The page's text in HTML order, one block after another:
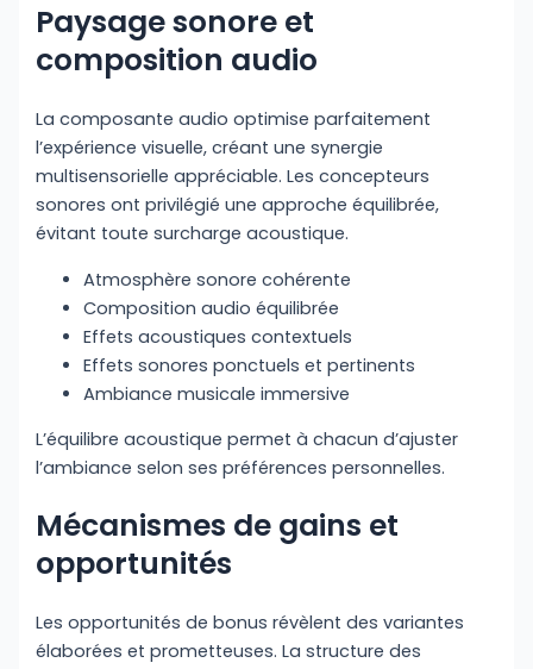
Paysage sonore et
composition audio
La composante audio optimise parfaitement
l’expérience visuelle, créant une synergie
multisensorielle appréciable. Les concepteurs
sonores ont privilégié une approche équilibrée,
évitant toute surcharge acoustique.
Atmosphère sonore cohérente
Composition audio équilibrée
Effets acoustiques contextuels
Effets sonores ponctuels et pertinents
Ambiance musicale immersive
L’équilibre acoustique permet à chacun d’ajuster
l’ambiance selon ses préférences personnelles.
Mécanismes de gains et
opportunités
Les opportunités de bonus révèlent des variantes
élaborées et prometteuses. La structure des